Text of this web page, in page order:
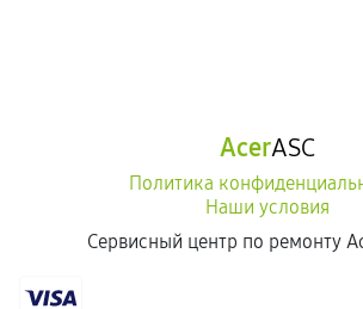
AcerASC
Политика
Наши условия
Сервисный центр по ремонту